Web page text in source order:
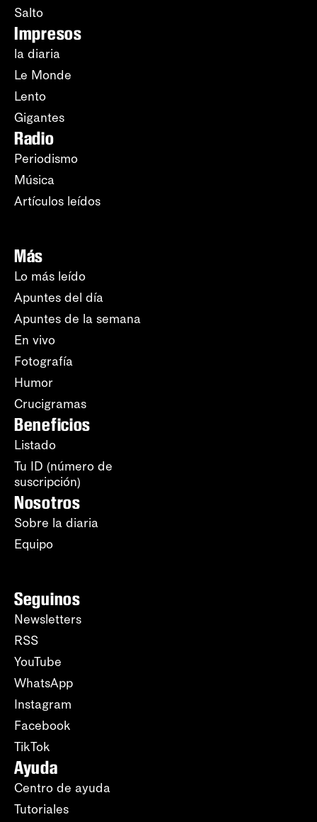
Salto
Impresos
la diaria
Le Monde
Lento
Gigantes
Radio
Periodismo
Música
Artículos leídos
Más
Lo más leído
Apuntes del día
Apuntes de la semana
En vivo
Fotografía
Humor
Crucigramas
Beneficios
Listado
Tu ID (número de
suscripción)
Nosotros
Sobre la diaria
Equipo
Seguinos
Newsletters
RSS
YouTube
WhatsApp
Instagram
Facebook
TikTok
Ayuda
Centro de ayuda
Tutoriales